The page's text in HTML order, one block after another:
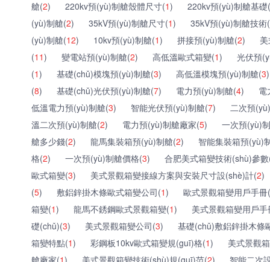
艙(2) 220kv預(yù)制艙殼體尺寸(1)
220kv預(yù)制艙基
(yù)制艙(2) 35kV預(yù)制艙尺寸(1)
35kV預(yù)制艙技
(yù)制艙(12) 10kv預(yù)制艙(1) 拼接預(yù)制艙(2)
(11) 變電站預(yù)制艙(2) 高低溫歐式箱變(1)
光伏預
(1) 基礎(chǔ)模塊預(yù)制艙(3) 高低溫模塊預(yù)制艙(3)
(8) 基礎(chǔ)光伏預(yù)制艙(7) 電力預(yù)制艙(4)
電
低溫電力預(yù)制艙(3) 智能光伏預(yù)制艙(7)
二次預
溫二次預(yù)制艙(2) 電力預(yù)制艙廠家(5)
一次預(yù)
艙多少錢(2) 龍馬集裝箱預(yù)制艙(2)
智能集裝箱預(yù)
格(2) 一次預(yù)制艙價格(3)
合肥美式箱變技術(shù)參
歐式箱變(3) 美式景觀箱變接線方案與安裝尺寸設(shè)計(2)
(5) 敷鋁鋅掛木條歐式箱變公司(1)
歐式景觀箱變用戶手冊(
箱變(1) 龍馬不銹鋼歐式景觀箱變(1)
美式景觀箱變用戶手
礎(chǔ)(3) 美式景觀箱變公司(3)
基礎(chǔ)敷鋁鋅掛木條
箱變特點(1) 彩鋼板10kv歐式箱變規(guī)格(1)
美式景觀
艙廠家(1) 美式景觀箱變技術(shù)規(guī)范(2)
智能二次